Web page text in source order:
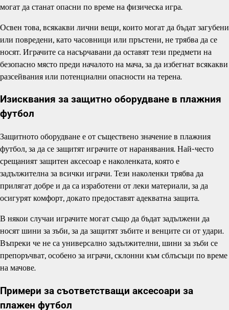
могат да станат опасни по време на физическа игра.
Освен това, всякакви лични вещи, които могат да бъдат загубени
или повредени, като часовници или пръстени, не трябва да се
носят. Играчите са насърчавани да оставят тези предмети на
безопасно място преди началото на мача, за да избегнат всякакви
разсейвания или потенциални опасности на терена.
Изисквания за защитно оборудване в плажния
футбол
Защитното оборудване е от съществено значение в плажния
футбол, за да се защитят играчите от наранявания. Най-често
срещаният защитен аксесоар е наколенката, която е
задължителна за всички играчи. Тези наколенки трябва да
прилягат добре и да са изработени от леки материали, за да
осигурят комфорт, докато предоставят адекватна защита.
В някои случаи играчите могат също да бъдат задължени да
носят шини за зъби, за да защитят зъбите и венците си от удари.
Въпреки че не са универсално задължителни, шини за зъби се
препоръчват, особено за играчи, склонни към сблъсъци по време
на мачове.
Примери за съответстващи аксесоари за
плажен футбол